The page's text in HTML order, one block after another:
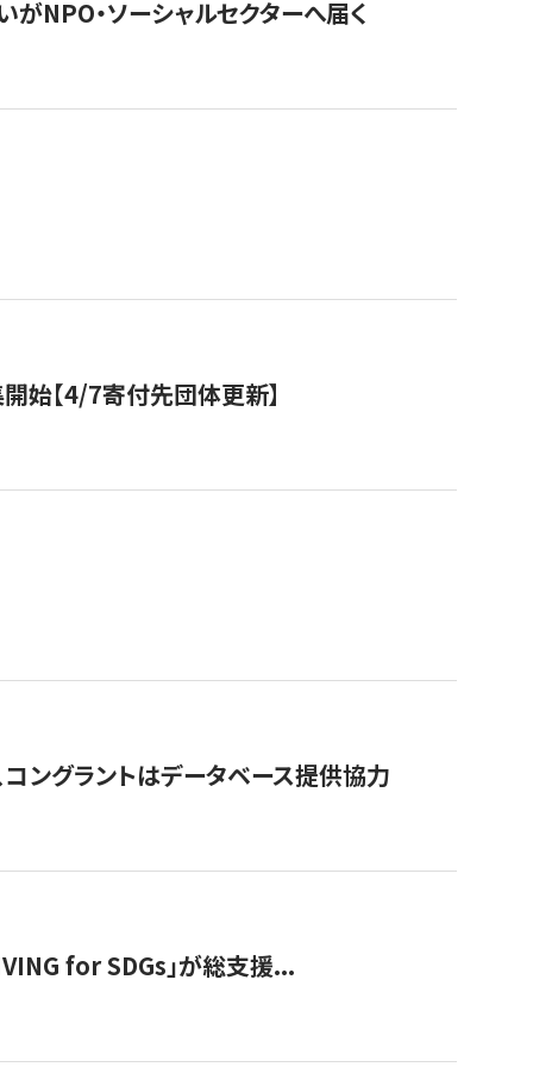
NPO・ソーシャルセクターへ届く
始【4/7寄付先団体更新】
ングラントはデータベース提供協力
for SDGs」が総支援...